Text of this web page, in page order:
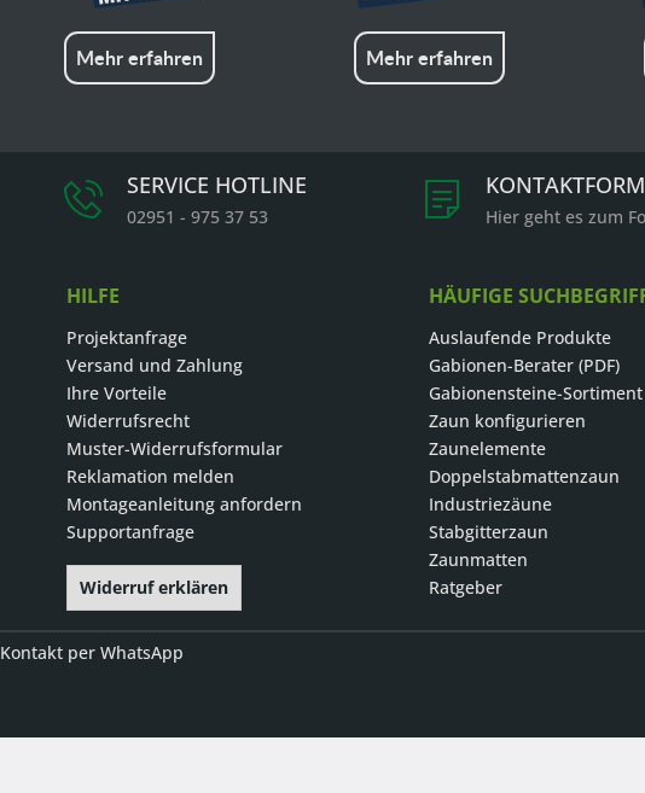
Mehr erfahren Mehr erfahren
SERVICE HOTLINE
02951 - 975 37 53 Hier geht es zum
HILFE
Projektanfrage
Versand und Zahlung
Ihre Vorteile
Widerrufsrecht
Muster-Widerrufsformular
Reklamation melden
Montageanleitung anfordern
Supportanfrage
Widerruf erklären
HÄUFIGE
Auslaufende Produkte
Gabionen-Berater (PDF)
Gabionensteine-Sortiment
Zaun konfigurieren
Zaunelemente
Doppelstabmattenzaun
Industriezäune
Stabgitterzaun
Zaunmatten
Ratgeber
Kontakt per WhatsApp